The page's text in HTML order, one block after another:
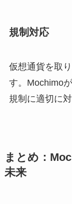
規制対応
仮想通貨を取
す。Mochimo
規制に適切に
まとめ：
未来